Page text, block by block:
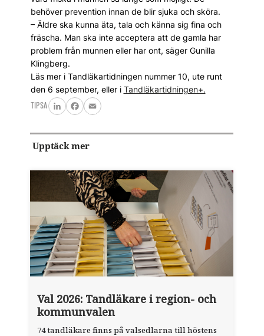
behöver prevention innan de blir sjuka och sköra.
– Äldre ska kunna äta, tala och känna sig fina och
fräscha. Man ska inte acceptera att de gamla har
problem från munnen eller har ont, säger Gunilla
Klingberg.
Läs mer i Tandläkartidningen nummer 10, ute runt
den 6 september, eller i Tandläkartidningen+.
TIPSA
LinkedInFacebook
Email
Upptäck mer
Val 2026: Tandläkare i region- och
kommunvalen
74 tandläkare finns på valsedlarna till höstens